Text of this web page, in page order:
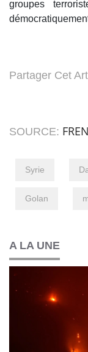
groupes
Partager Cet
SOURCE:
Syrie
Golan
A LA UNE